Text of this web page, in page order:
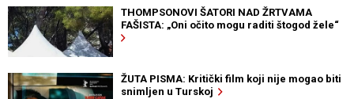
THOMPSONOVI ŠATORI NAD ŽRTVAMA
FAŠISTA: „Oni očito mogu raditi štogod žele“
ŽUTA PISMA: Kritički film koji nije mogao biti
snimljen u Turskoj